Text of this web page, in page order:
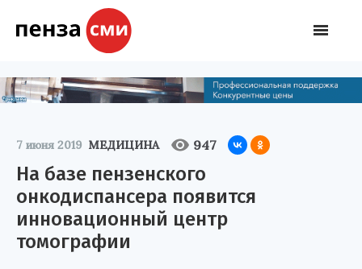
7 июня 2019 МЕДИЦИНА 947
На базе пензенского
онкодиспансера появится
инновационный центр
томографии